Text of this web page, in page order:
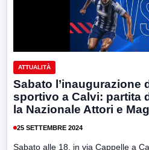
ATTUALITÀ
Sabato l’inaugurazione
sportivo a Calvi: partita
la Nazionale Attori e
25 SETTEMBRE 2024
Sabato alle 18, in via Cappelle a